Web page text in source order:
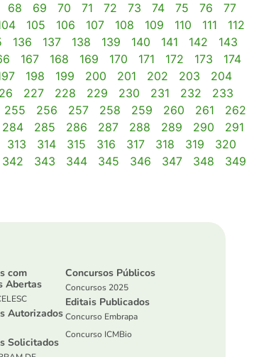
68 69 70 71 72 73 74 75 76
77
105 106 107 108 109 110 111
112
136 137 138 139 140 141 142
143
167 168 169 170 171 172 173
174
198 199 200 201 202 203
204
227 228 229 230 231 232
233
255 256 257 258 259 260 261
262
284 285 286 287 288 289 290
291
313 314 315 316 317 318 319
320
342 343 344 345 346 347 348
349
com
Abertas
Autorizados
Solicitados
Concursos Públicos
Concursos 2025
Editais Publicados
Concurso Embrapa
Concurso ICMBio